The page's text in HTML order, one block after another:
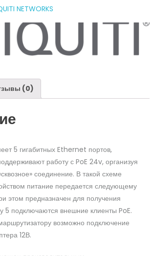
NETWORKS
(0)
5 гигабитных Ethernet портов,
работу с PoE 24v, организуя
соединение. В такой схеме
питание передается следующему
этом предназначен для получения
5 подключаются внешние клиенты PoE.
возможно подключение
12В.